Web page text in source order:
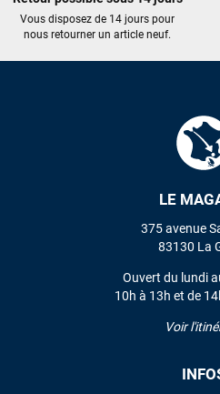
Vous disposez de 14 jours pour
nous retourner un article neuf.
LE
375 avenue
83130 La
Ouvert du lundi
10h à 13h et de
Voir
J'ai acheté une voile d'occasion
L'envoi a été rapide. La voile est
Mauruuru roa.
VOIR TOUS
LAISSER